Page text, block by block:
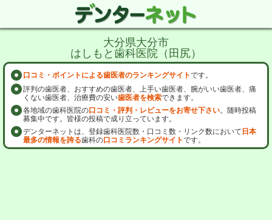
大分県大分市
はしもと歯科医院（田尻）
口コミ・ポイントによる歯医者のランキングサイトです。
評判の歯医者、おすすめの歯医者、上手い歯医者、腕がいい歯医者、痛
くない歯医者、治療費の安い歯医者を検索できます。
各地域の歯科医院の口コミ・評判・レビューをお寄せ下さい。随時投稿
募集中です。皆様の投稿で成り立っています。
デンターネットは、登録歯科医院数・口コミ数・リンク数において 日本
最多の情報を誇る歯科の口コミランキングサイトです。